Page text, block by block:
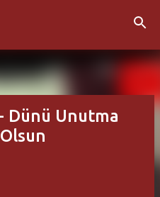
Dünü Unutma